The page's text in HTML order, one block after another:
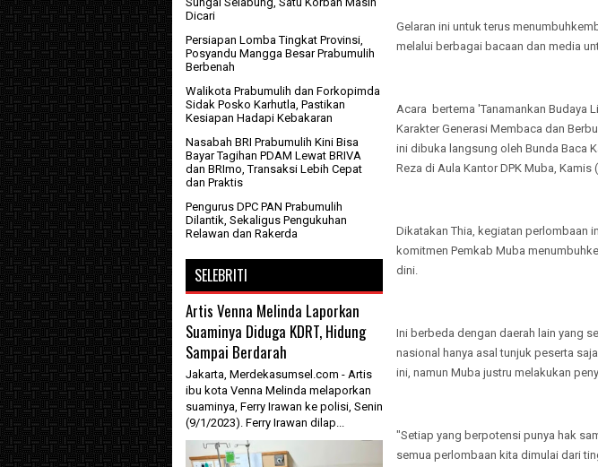
Gelaran ini untuk terus
melalui berbagai bacaan dan media
Acara bertema 'Tanamankan Budaya
Karakter Generasi Membaca dan
ini dibuka langsung oleh Bunda Baca
Reza di Aula Kantor DPK Muba, Kamis
Dikatakan Thia, kegiatan perlombaan
komitmen Pemkab Muba
dini.
Ini berbeda dengan daerah lain yang
nasional hanya asal tunjuk peserta
ini, namun Muba justru melakukan
"Setiap yang berpotensi punya hak
semua perlombaan kita dimulai dari
Dicari
Persiapan Lomba Tingkat Provinsi,
Posyandu Mangga Besar Prabumulih
Berbenah
Walikota Prabumulih dan Forkopimda
Sidak Posko Karhutla, Pastikan
Kesiapan Hadapi Kebakaran
Nasabah BRI Prabumulih Kini Bisa
Bayar Tagihan PDAM Lewat BRIVA
dan BRImo, Transaksi Lebih Cepat
dan Praktis
Pengurus DPC PAN Prabumulih
Dilantik, Sekaligus Pengukuhan
Relawan dan Rakerda
SELEBRITI
Artis Venna Melinda Laporkan
Suaminya Diduga KDRT, Hidung
Sampai Berdarah
Jakarta, Merdekasumsel.com - Artis
ibu kota Venna Melinda melaporkan
suaminya, Ferry Irawan ke polisi, Senin
(9/1/2023). Ferry Irawan dilap...